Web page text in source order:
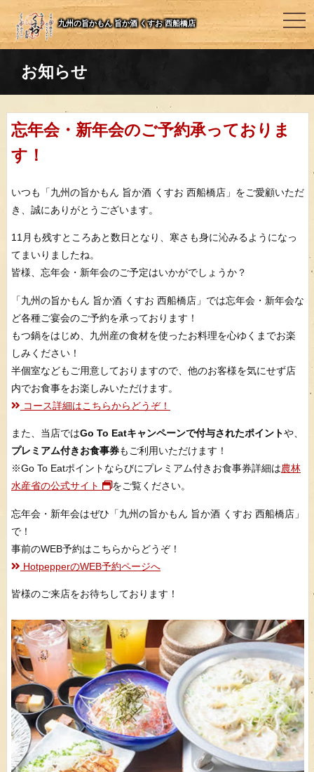
九州の旨かもん 旨か酒 くすお 西船橋店
お知らせ
忘年会・新年会のご予約承っておりま
す！
いつも「九州の旨かもん 旨か酒 くすお 西船橋店」をご愛顧いただ
き、誠にありがとうございます。
11月も残すところあと数日となり、寒さも身に沁みるようになっ
てまいりましたね。
皆様、忘年会・新年会のご予定はいかがでしょうか？
「九州の旨かもん 旨か酒 くすお 西船橋店」では忘年会・新年会な
ど各種ご宴会のご予約を承っております！
もつ鍋をはじめ、九州産の食材を使ったお料理を心ゆくまでお楽
しみください！
半個室などもご用意しておりますので、他のお客様を気にせず店
内でお食事をお楽しみいただけます。
コース詳細はこちらからどうぞ！
また、当店ではGo To Eatキャンペーンで付与されたポイントや、
プレミアム付きお食事券もご利用いただけます！
※Go To Eatポイントならびにプレミアム付きお食事券詳細は農林
水産省の公式サイト
をご覧ください。
忘年会・新年会はぜひ「九州の旨かもん 旨か酒 くすお 西船橋店」
で！
事前のWEB予約はこちらからどうぞ！
HotpepperのWEB予約ページへ
皆様のご来店をお待ちしております！